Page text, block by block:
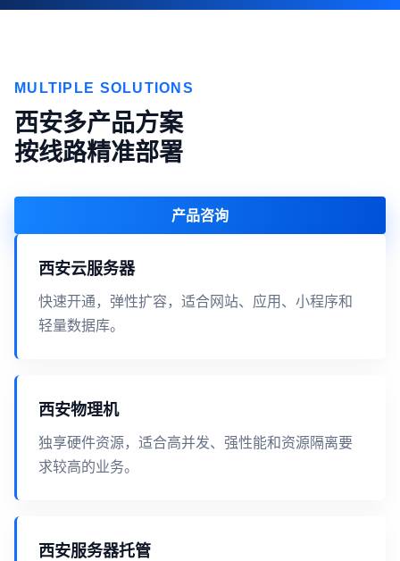
MULTIPLE SOLUTIONS
西安多产品方案
按线路精准部署
产品咨询
西安云服务器
快速开通，弹性扩容，适合网站、应用、小程序和
轻量数据库。
西安物理机
独享硬件资源，适合高并发、强性能和资源隔离要
求较高的业务。
西安服务器托管